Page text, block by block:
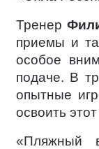
Тренер
приемы и
особое
подаче. В
опытные
освоить
«Пляжный